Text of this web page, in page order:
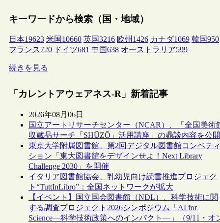
キーワードから検索（国・地域）
日本19623 米国 10660 英国3216 欧州 1426 カナダ1069 韓国950
フランス720 ドイツ681 中国638 オーストラリア599
続きを見る
「カレントアウェアネス-R」新着記事
2026年08月06日
国立アートリサーチセンター（NCAR）、「全国美術
収蔵品サーチ「SHŪZŌ」活用講座」の鼎談内容を公開
東京大学附属図書館、第2回デジタル図書館コンペティ
ション「東大図書館をデザインせよ！Next Library
Challenge 2030」を開催
イタリア図書館協会、乳幼児向け読書推進プロジェク
ト“TuttInLibro”：全国ネットワークが拡大
【イベント】国立国会図書館（NDL）、科学技術に関
する調査プロジェクト2026シンポジウム「AI for
Science―科学技術政策へのインパクト―」（9/11・オ